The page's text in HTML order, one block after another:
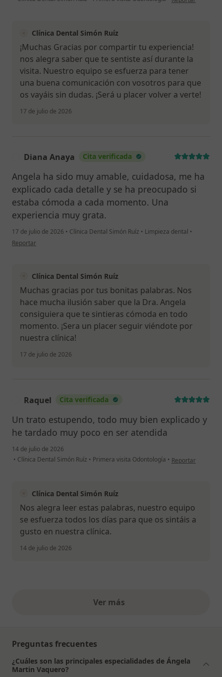
Clínica Dental Simón Ruíz
¡Muchas Gracias por compartir tu experiencia!
nos alegra saber que te sentiste así durante la
visita. Nuestro equipo se esfuerza para tener
una buena comunicación con vosotros para que
os vayáis sin dudas. ¡Será u placer volver a verte!
17 de julio de 2026
Diana Anaya Cita verificada
Angela ha sido muy amable, cuidadosa, me ha
explicado cada detalle y se ha preocupado si
estaba cómoda a cada momento. Una
experiencia muy grata.
17 de julio de 2026 • Clínica Dental Simón Ruíz • Limpieza dental •
en opinión del usuario Diana Anaya
Reportar
Clínica Dental Simón Ruíz
Muchas gracias por tus bonitas palabras. Nos
hace mucha ilusión saber que la Dra. Angela
consiguiera que te sintieras cómoda en todo
momento. ¡Sera un placer seguir viéndote por
nuestra clínica!
17 de julio de 2026
Raquel Cita verificada
Un trato estupendo, todo muy bien explicado y
he tardado muy poco en ser atendida
14 de julio de 2026
• Clínica Dental Simón Ruíz • Primera visita Odontología • en opinión del
Reportar
Clínica Dental Simón Ruíz
Nos alegra leer estas palabras, nuestro equipo
se esfuerza todos los días para que os sintáis a
gusto en nuestra clínica.
14 de julio de 2026
Ver másopiniones anteriores
Preguntas frecuentes
¿Cuáles son las principales especialidades de Ángela
Martin Vaquero?